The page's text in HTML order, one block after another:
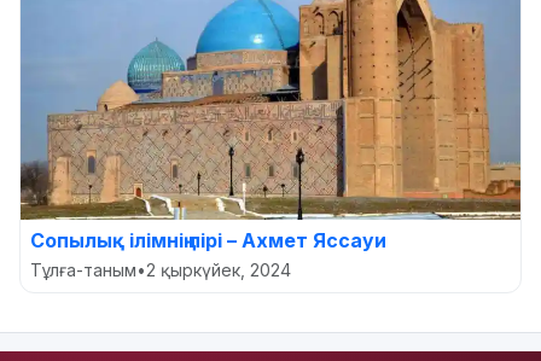
Сопылық ілімнің пірі – Ахмет Яссауи
Тұлға-таным•2 қыркүйек, 2024